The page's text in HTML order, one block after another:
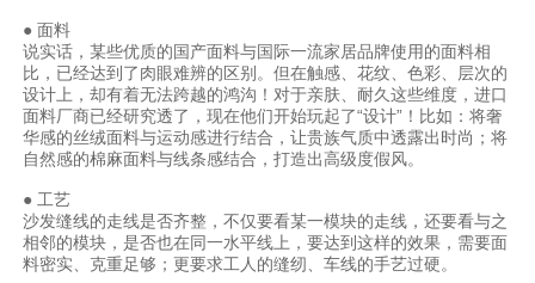
● 面料
说实话，某些优质的国产面料与国际一流家居品牌使用的面料相
比，已经达到了肉眼难辨的区别。但在触感、花纹、色彩、层次的
设计上，却有着无法跨越的鸿沟！对于亲肤、耐久这些维度，进口
面料厂商已经研究透了，现在他们开始玩起了“设计”！比如：将奢
华感的丝绒面料与运动感进行结合，让贵族气质中透露出时尚；将
自然感的棉麻面料与线条感结合，打造出高级度假风。
● 工艺
沙发缝线的走线是否齐整，不仅要看某一模块的走线，还要看与之
相邻的模块，是否也在同一水平线上，要达到这样的效果，需要面
料密实、克重足够；更要求工人的缝纫、车线的手艺过硬。